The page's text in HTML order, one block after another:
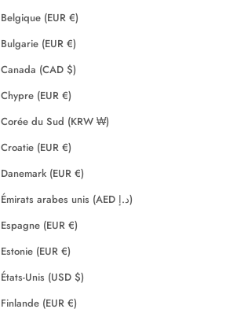
Belgique (EUR €)
Bulgarie (EUR €)
Canada (CAD $)
Chypre (EUR €)
Corée du Sud (KRW ₩)
Croatie (EUR €)
Danemark (EUR €)
Émirats arabes unis (AED د.إ)
Espagne (EUR €)
Estonie (EUR €)
États-Unis (USD $)
Finlande (EUR €)